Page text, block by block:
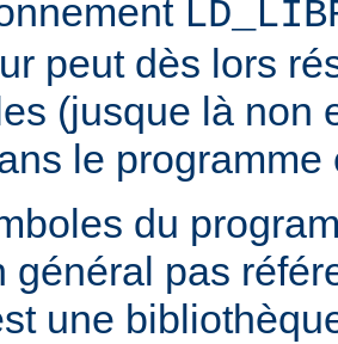
peut dès lors
(jusque là non
le programme
du
général pas
une